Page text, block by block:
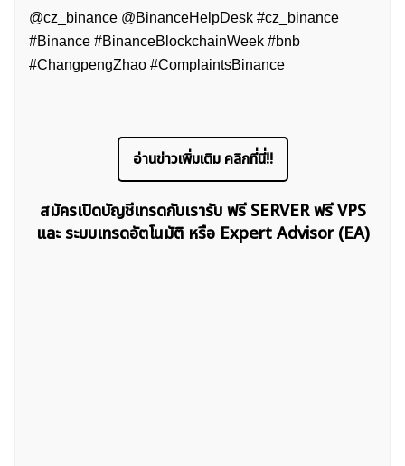
@cz_binance @BinanceHelpDesk #cz_binance
#Binance #BinanceBlockchainWeek #bnb
#ChangpengZhao #ComplaintsBinance
อ่านข่าวเพิ่มเติม คลิกที่นี่!!
สมัครเปิดบัญชีเทรดกับเรารับ ฟรี SERVER ฟรี VPS
และ ระบบเทรดอัตโนมัติ หรือ Expert Advisor (EA)